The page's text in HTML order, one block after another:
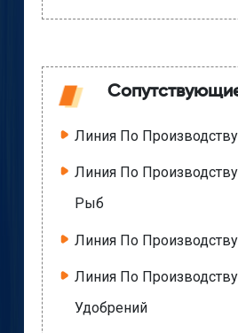
Линия По
Линия По
Рыб
Линия По
Линия По
Удобрений